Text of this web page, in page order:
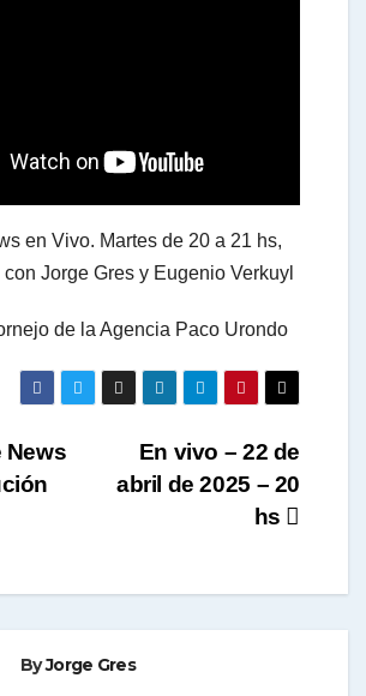
en Vivo. Martes de 20 a 21 hs,
con Jorge Gres y Eugenio Verkuyl
de la Agencia Paco Urondo
En vivo – 22 de
abril de 2025 – 20
hs
News
ByJorge Gres